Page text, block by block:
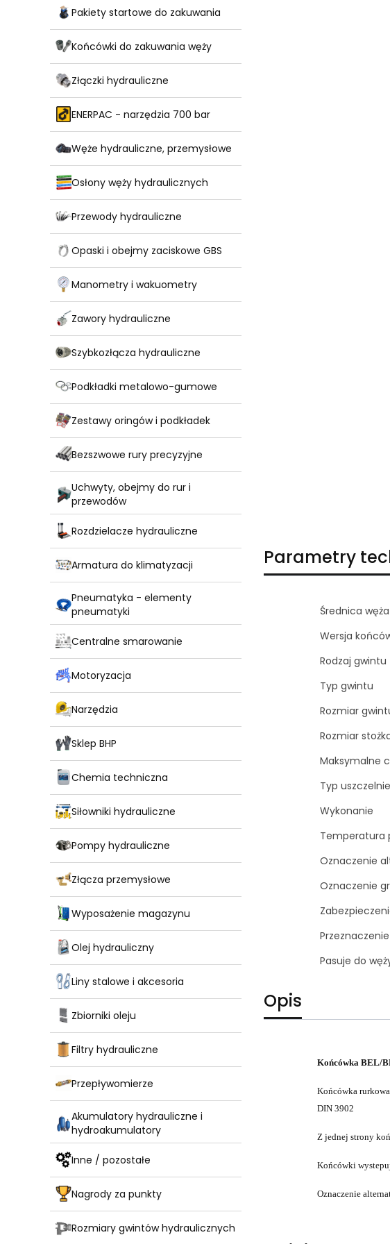
Pakiety startowe do zakuwania
Końcówki do zakuwania węży
Złączki hydrauliczne
ENERPAC - narzędzia 700 bar
Węże hydrauliczne, przemysłowe
Osłony węży hydraulicznych
Przewody hydrauliczne
Opaski i obejmy zaciskowe GBS
Manometry i wakuometry
Zawory hydrauliczne
Szybkozłącza hydrauliczne
Podkładki metalowo-gumowe
Zestawy oringów i podkładek
Bezszwowe rury precyzyjne
Uchwyty, obejmy do rur i
przewodów
Rozdzielacze hydrauliczne
Armatura do klimatyzacji
Pneumatyka - elementy
pneumatyki
Centralne smarowanie
Motoryzacja
Narzędzia
Sklep BHP
Chemia techniczna
Siłowniki hydrauliczne
Pompy hydrauliczne
Złącza przemysłowe
Wyposażenie magazynu
Olej hydrauliczny
Liny stalowe i akcesoria
Zbiorniki oleju
Filtry hydrauliczne
Przepływomierze
Akumulatory hydrauliczne i
hydroakumulatory
Inne / pozostałe
Nagrody za punkty
Rozmiary gwintów hydraulicznych
Parametry
Średnica
Wersja
Rodzaj gwintu
Typ gwintu
Rozmiar
Rozmiar
Maksymalne
Typ
Wykonanie
Temperatura
Oznaczenie
Oznaczenie
Przeznaczenie
Pasuje do
Opis
Końcówka BEL/
Końcówka
DIN 3902
Z jednej strony
Końcówki
Oznaczenie